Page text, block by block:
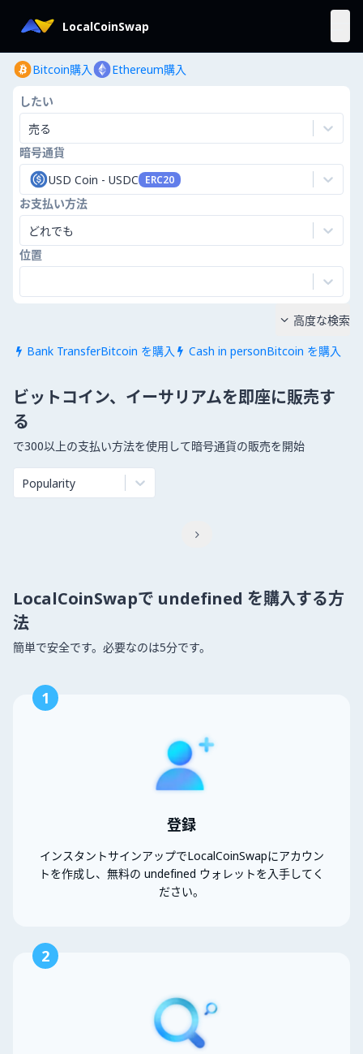
LocalCoinSwap
Bitcoin購入 Ethereum購入
したい
売る
暗号通貨
USD Coin - USDC ERC20
お支払い方法
どれでも
位置
 Bank TransferBitcoin を購入  Cash in personBitcoin を購入
 高度な検索
ビットコイン、イーサリアムを即座に販売す
る
で300以上の支払い方法を使用して暗号通貨の販売を開始
Popularity

LocalCoinSwapで undefined を購入する方
法
簡単で安全です。必要なのは5分です。
1
登録
インスタントサインアップでLocalCoinSwapにアカウン
トを作成し、無料の undefined ウォレットを入手してく
ださい。
2